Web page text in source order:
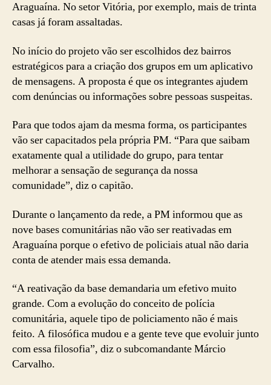
Araguaína. No setor Vitória, por exemplo, mais de trinta
casas já foram assaltadas.
No início do projeto vão ser escolhidos dez bairros
estratégicos para a criação dos grupos em um aplicativo
de mensagens. A proposta é que os integrantes ajudem
com denúncias ou informações sobre pessoas suspeitas.
Para que todos ajam da mesma forma, os participantes
vão ser capacitados pela própria PM. “Para que saibam
exatamente qual a utilidade do grupo, para tentar
melhorar a sensação de segurança da nossa
comunidade”, diz o capitão.
Durante o lançamento da rede, a PM informou que as
nove bases comunitárias não vão ser reativadas em
Araguaína porque o efetivo de policiais atual não daria
conta de atender mais essa demanda.
“A reativação da base demandaria um efetivo muito
grande. Com a evolução do conceito de polícia
comunitária, aquele tipo de policiamento não é mais
feito. A filosófica mudou e a gente teve que evoluir junto
com essa filosofia”, diz o subcomandante Márcio
Carvalho.